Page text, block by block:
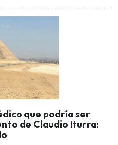
que podría ser
de Claudio Iturra: